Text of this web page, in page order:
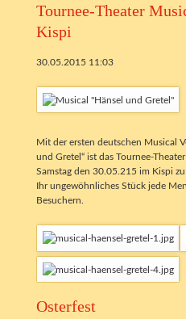
Tournee-Theater
Kispi
30.05.2015 11:03
Mit der ersten deutschen Musical
und Gretel“ ist das Tournee-
Samstag den 30.05.215 im Kispi
Ihr ungewöhnliches Stück jede
Besuchern.
Osterfest